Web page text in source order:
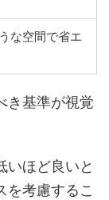
な空間で省エ
き基準が視覚
いほど良いと
を考慮するこ